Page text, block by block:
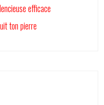
efficace
ton pierre